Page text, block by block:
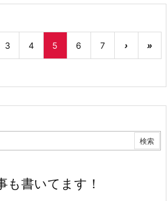
3 4 5 6 7 › »
も書いてます！